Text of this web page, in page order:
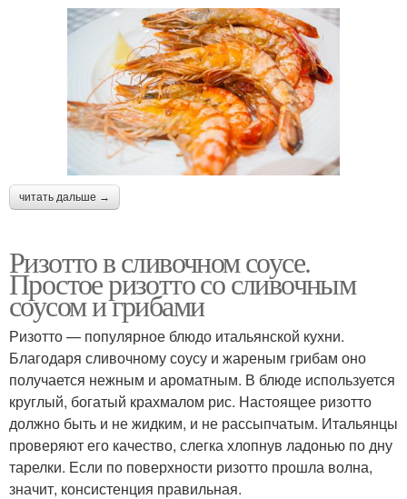
читать дальше →
Ризотто в сливочном соусе.
Простое ризотто со сливочным
соусом и грибами
Ризотто — популярное блюдо итальянской кухни.
Благодаря сливочному соусу и жареным грибам оно
получается нежным и ароматным. В блюде используется
круглый, богатый крахмалом рис. Настоящее ризотто
должно быть и не жидким, и не рассыпчатым. Итальянцы
проверяют его качество, слегка хлопнув ладонью по дну
тарелки. Если по поверхности ризотто прошла волна,
значит, консистенция правильная.